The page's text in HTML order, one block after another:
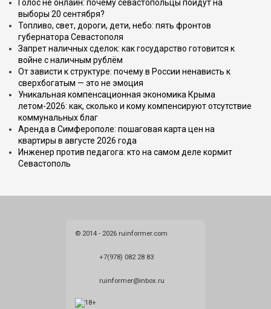
Голос не онлайн: почему севастопольцы пойдут на
выборы 20 сентября?
Топливо, свет, дороги, дети, небо: пять фронтов
губернатора Севастополя
Запрет наличных сделок: как государство готовится к
войне с наличным рублём
От зависти к структуре: почему в России ненависть к
сверхбогатым — это не эмоция
Уникальная компенсационная экономика Крыма
летом-2026: как, сколько и кому компенсируют отсутствие
коммунальных благ
Аренда в Симферополе: пошаговая карта цен на
квартиры в августе 2026 года
Инженер против педагога: кто на самом деле кормит
Севастополь
© 2014 - 2026 ruinformer.com
+7(978) 082 28 83
ruinformer@inbox.ru